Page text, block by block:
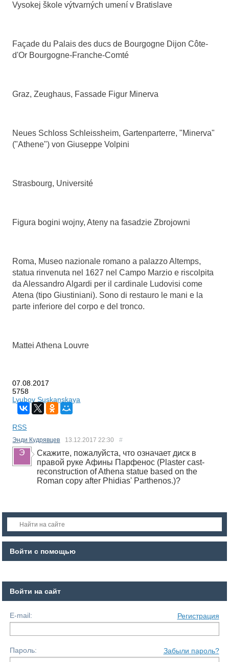
Vysokej škole výtvarných umení v Bratislave
Façade du Palais des ducs de Bourgogne Dijon Côte-
d'Or Bourgogne-Franche-Comté
Graz, Zeughaus, Fassade Figur Minerva
Neues Schloss Schleissheim, Gartenparterre, "Minerva"
("Athene") von Giuseppe Volpini
Strasbourg, Université
Figura bogini wojny, Ateny na fasadzie Zbrojowni
Roma, Museo nazionale romano a palazzo Altemps,
statua rinvenuta nel 1627 nel Campo Marzio e riscolpita
da Alessandro Algardi per il cardinale Ludovisi come
Atena (tipo Giustiniani). Sono di restauro le mani e la
parte inferiore del corpo e del tronco.
Mattei Athena Louvre
07.08.2017
5758
Lyubov Suskanskaya
RSS
Энди Кудрявцев 13.12.2017 22:30 #
Скажите, пожалуйста, что означает диск в
правой руке Афины Парфенос (Plaster cast-
reconstruction of Athena statue based on the
Roman copy after Phidias' Parthenos.)?
Войти с помощью
Войти на сайт
E-mail: Регистрация
Пароль: Забыли пароль?